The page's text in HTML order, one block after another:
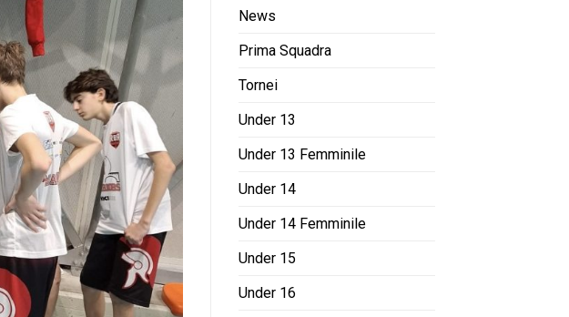
News
Prima Squadra
Tornei
Under 13
Under 13 Femminile
Under 14
Under 14 Femminile
Under 15
Under 16